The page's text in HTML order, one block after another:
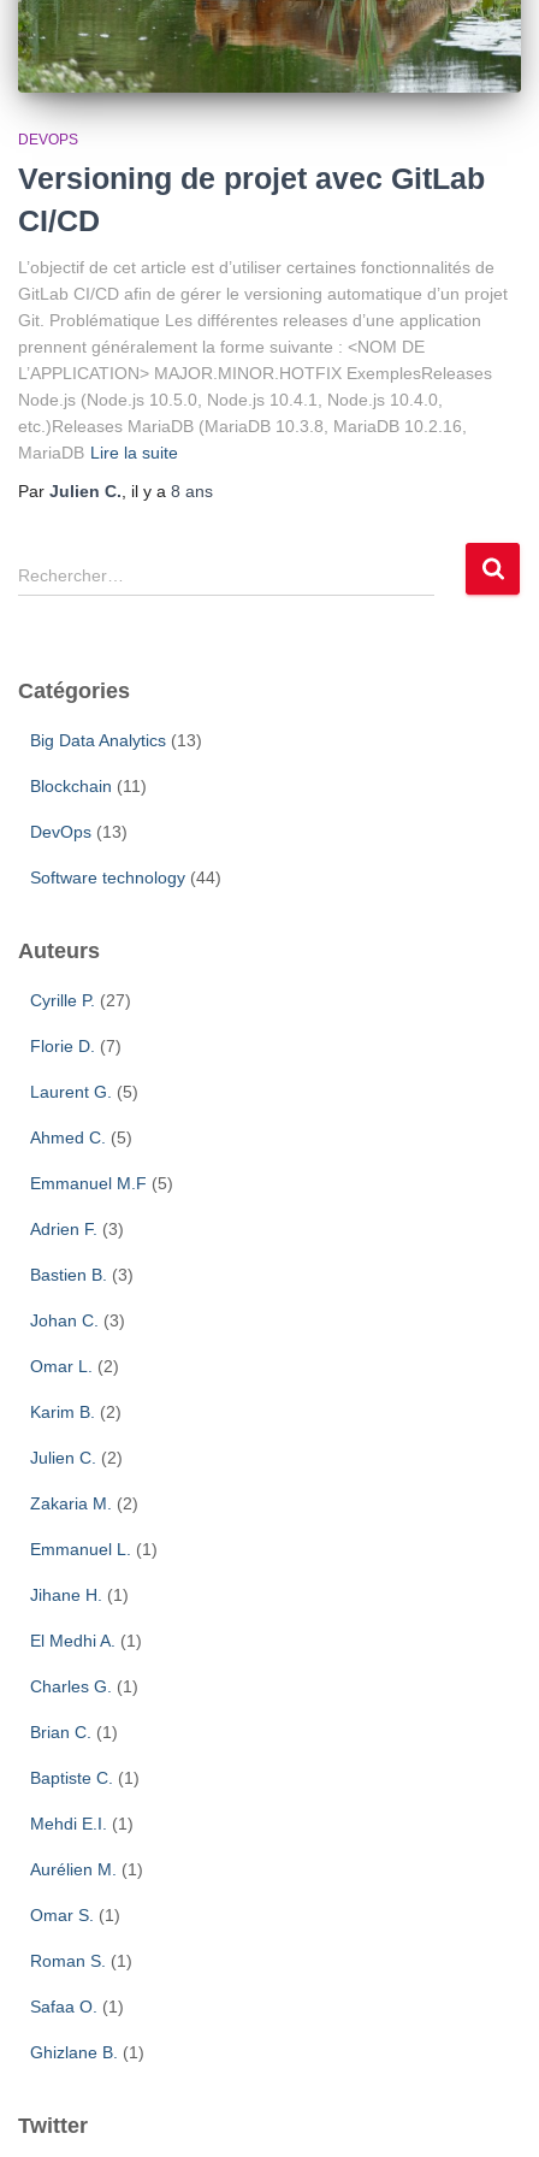
DEVOPS
Versioning de projet avec GitLab
CI/CD
L’objectif de cet article est d’utiliser certaines fonctionnalités de
GitLab CI/CD afin de gérer le versioning automatique d’un projet
Git. Problématique Les différentes releases d’une application
prennent généralement la forme suivante : <NOM DE
L’APPLICATION> MAJOR.MINOR.HOTFIX ExemplesReleases
Node.js (Node.js 10.5.0, Node.js 10.4.1, Node.js 10.4.0,
etc.)Releases MariaDB (MariaDB 10.3.8, MariaDB 10.2.16,
MariaDB Lire la suite
Par Julien C. , il y a 8 ans
R
e
r
Rechercher…
Catégories
Big Data Analytics (13)
Blockchain (11)
DevOps (13)
Software technology (44)
Auteurs
Cyrille P. (27)
Florie D. (7)
Laurent G. (5)
Ahmed C. (5)
Emmanuel M.F (5)
Adrien F. (3)
Bastien B. (3)
Johan C. (3)
Omar L. (2)
Karim B. (2)
Julien C. (2)
Zakaria M. (2)
Emmanuel L. (1)
Jihane H. (1)
El Medhi A. (1)
Charles G. (1)
Brian C. (1)
Baptiste C. (1)
Mehdi E.I. (1)
Aurélien M. (1)
Omar S. (1)
Roman S. (1)
Safaa O. (1)
Ghizlane B. (1)
Twitter